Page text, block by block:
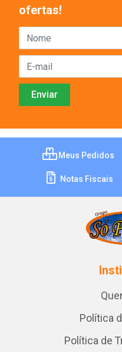
ofertas!
Meus Pedidos
Notas Fiscais
Política
Política de